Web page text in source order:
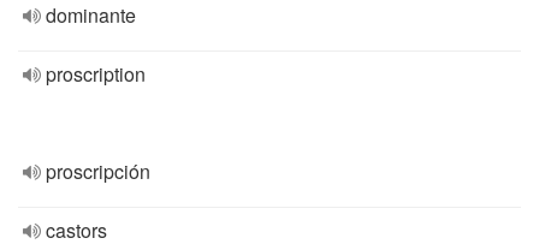
dominante
proscription
proscripción
castors